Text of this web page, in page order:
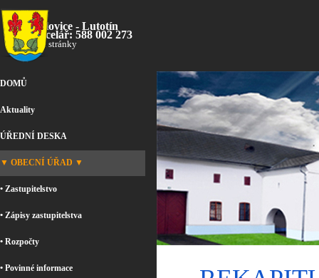
Bílovice - Lutotín
Kancelář: 588 002 273
oficiální stránky
DOMŮ
Aktuality
ÚŘEDNÍ DESKA
▼ OBECNÍ ÚŘAD ▼
• Zastupitelstvo
• Zápisy zastupitelstva
• Rozpočty
• Povinné informace